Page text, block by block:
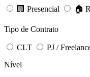
🏢 Presencial 🏠
Tipo de Contrato
CLT PJ /
Nível